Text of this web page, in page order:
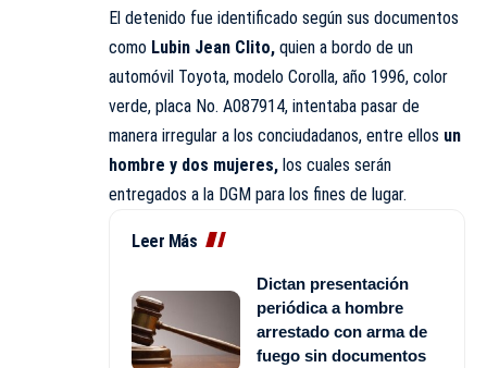
El detenido fue identificado según sus documentos
como Lubin Jean Clito, quien a bordo de un
automóvil Toyota, modelo Corolla, año 1996, color
verde, placa No. A087914, intentaba pasar de
manera irregular a los conciudadanos, entre ellos un
hombre y dos mujeres, los cuales serán
entregados a la DGM para los fines de lugar.
Leer Más
Dictan presentación
periódica a hombre
arrestado con arma de
fuego sin documentos